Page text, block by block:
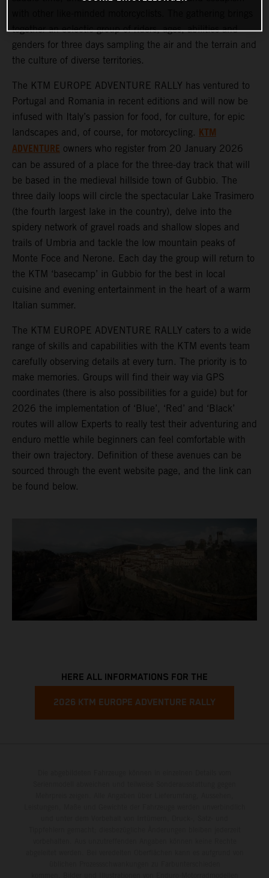
together an eclectic group of riders, ages, abilities and
genders for three days sampling the air and the terrain and
the culture of diverse territories.
The KTM EUROPE ADVENTURE RALLY has ventured to
Portugal and Romania in recent editions and will now be
infused with Italy’s passion for food, for culture, for epic
landscapes and, of course, for motorcycling. KTM
ADVENTURE owners who register from 20 January 2026
can be assured of a place for the three-day track that will
be based in the medieval hillside town of Gubbio. The
three daily loops will circle the spectacular Lake Trasimero
(the fourth largest lake in the country), delve into the
spidery network of gravel roads and shallow slopes and
trails of Umbria and tackle the low mountain peaks of
Monte Foce and Nerone. Each day the group will return to
the KTM ‘basecamp’ in Gubbio for the best in local
cuisine and evening entertainment in the heart of a warm
Italian summer.
The KTM EUROPE ADVENTURE RALLY caters to a wide
range of skills and capabilities with the KTM events team
carefully observing details at every turn. The priority is to
make memories. Groups will find their way via GPS
coordinates (there is also possibilities for a guide) but for
2026 the implementation of ‘Blue’, ‘Red’ and ‘Black’
routes will allow Experts to really test their adventuring and
enduro mettle while beginners can feel comfortable with
their own trajectory. Definition of these avenues can be
sourced through the event website page, and the link can
be found below.
HERE ALL INFORMATIONS FOR THE
2026 KTM EUROPE ADVENTURE RALLY